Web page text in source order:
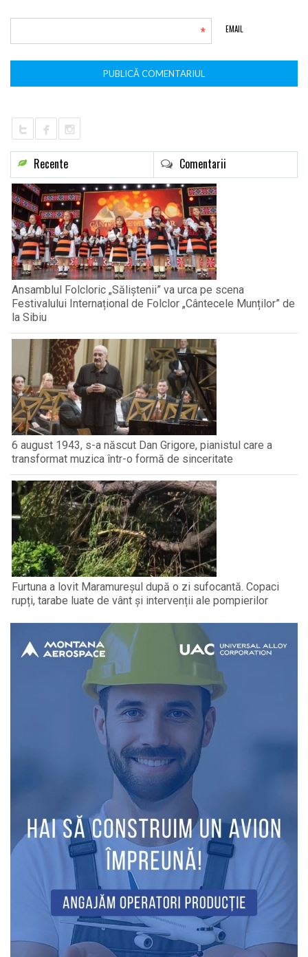
EMAIL
*
Recente Comentarii
Ansamblul Folcloric „Săliștenii” va urca pe scena
Festivalului Internațional de Folclor „Cântecele Munților” de
la Sibiu
6 august 1943, s-a născut Dan Grigore, pianistul care a
transformat muzica într-o formă de sinceritate
Furtuna a lovit Maramureșul după o zi sufocantă. Copaci
rupți, tarabe luate de vânt și intervenții ale pompierilor